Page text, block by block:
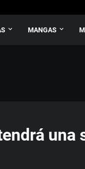
MANGAS
una